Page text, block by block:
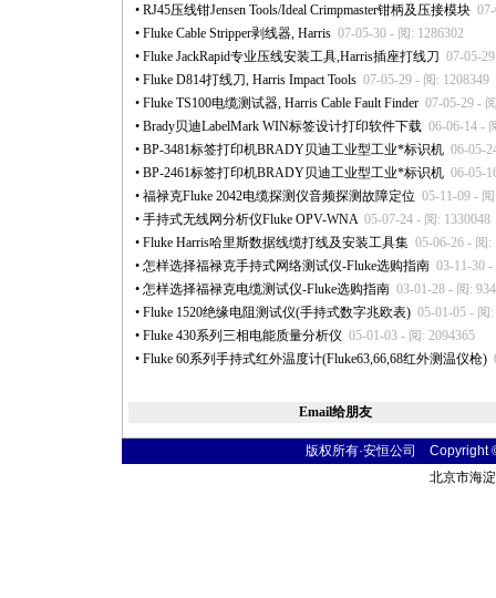
• RJ45压线钳Jensen Tools/Ideal Crimpmaster钳柄及压接模块
• Fluke Cable Stripper剥线器, Harris 07-05-30 - 阅: 1286302
• Fluke JackRapid专业压线安装工具,Harris插座打线刀 07-05-
• Fluke D814打线刀, Harris Impact Tools 07-05-29 - 阅: 1208349
• Fluke TS100电缆测试器, Harris Cable Fault Finder 07-05-29 -
• Brady贝迪LabelMark WIN标签设计打印软件下载 06-06-14 -
• BP-3481标签打印机BRADY贝迪工业型工业*标识机 06-05-
• BP-2461标签打印机BRADY贝迪工业型工业*标识机 06-05-
• 福禄克Fluke 2042电缆探测仪音频探测故障定位 05-11-09 -
• 手持式无线网分析仪Fluke OPV-WNA 05-07-24 - 阅: 1330048
• Fluke Harris哈里斯数据线缆打线及安装工具集 05-06-26 - 阅:
• 怎样选择福禄克手持式网络测试仪-Fluke选购指南 03-11-30 -
• 怎样选择福禄克电缆测试仪-Fluke选购指南 03-01-28 - 阅:
• Fluke 1520绝缘电阻测试仪(手持式数字兆欧表) 05-01-05 - 阅:
• Fluke 430系列三相电能质量分析仪 05-01-03 - 阅: 2094365
• Fluke 60系列手持式红外温度计(Fluke63,66,68红外测温仪枪)
Email给朋友
版权所有·安恒公司
北京市海